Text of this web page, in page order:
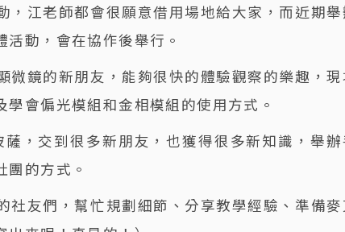
江老師都會很願意借用場地給大家，而近期
動，會在協作後舉行。
鏡的新朋友，能夠很快的體驗觀察的樂趣，
會偏光模組和金相模組的使用方式。
，交到很多新朋友，也獲得很多新知識，舉
的方式。
社友們，幫忙規劃細節、分享教學經驗、準備